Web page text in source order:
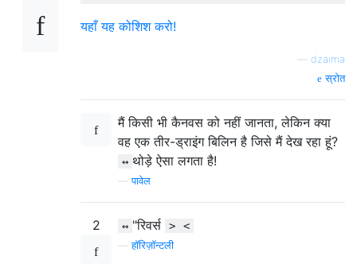
यहाँ यह कोशिश करो!
dzaima
स्रोत
मैं किसी भी कैनवस को नहीं जानता, लेकिन क्या
वह एक तीर-ड्राइंग बिलिन है जिसे मैं देख रहा हूं?
↔ थोड़े ऐसा लगता है!
—पावेल
2 ↔ "रिवर्स > <
—हॉरिज़ॉन्टली